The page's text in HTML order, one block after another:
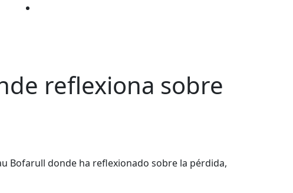
reflexiona sobre
Bofarull donde ha reflexionado sobre la pérdida,